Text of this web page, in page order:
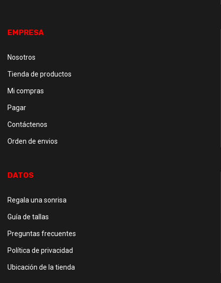
EMPRESA
Nosotros
Tienda de productos
Mi compras
Pagar
Contáctenos
Orden de envios
DATOS
Regala una sonrisa
Guía de tallas
Preguntas frecuentes
Política de privacidad
Ubicación de la tienda